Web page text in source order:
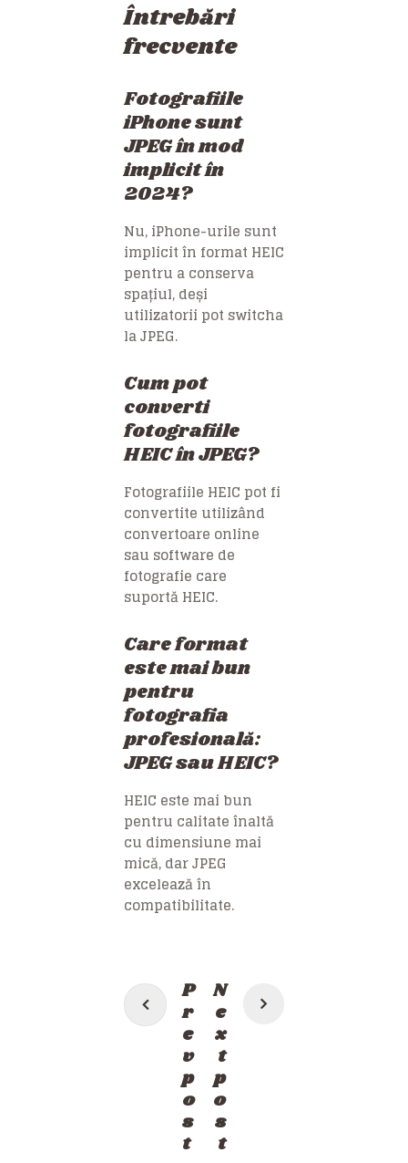
Întrebări
frecvente
Fotografiile
iPhone sunt
JPEG în mod
implicit în
2024?
Nu, iPhone-urile sunt
implicit în format HEIC
pentru a conserva
spațiul, deși
utilizatorii pot switcha
la JPEG.
Cum pot
converti
fotografiile
HEIC în JPEG?
Fotografiile HEIC pot fi
convertite utilizând
convertoare online
sau software de
fotografie care
suportă HEIC.
Care format
este mai bun
pentru
fotografia
profesională:
JPEG sau HEIC?
HEIC este mai bun
pentru calitate înaltă
cu dimensiune mai
mică, dar JPEG
excelează în
compatibilitate.
Post
navigation
P
r
e
v
p
o
s
t
N
e
x
t
p
o
s
t